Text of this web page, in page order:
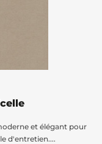
et élégant pour
d'entretien....